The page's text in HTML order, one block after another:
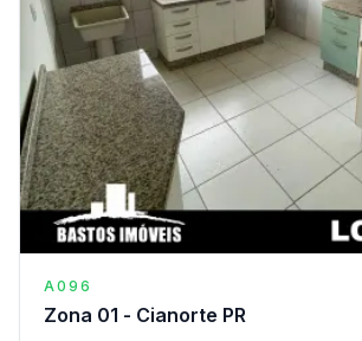
A096
Zona 01 - Cianorte PR